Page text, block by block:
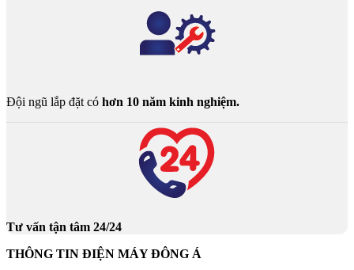
Đội ngũ lắp đặt có hơn 10 năm kinh nghiệm.
Tư vấn tận tâm 24/24
THÔNG TIN ĐIỆN MÁY ĐÔNG Á